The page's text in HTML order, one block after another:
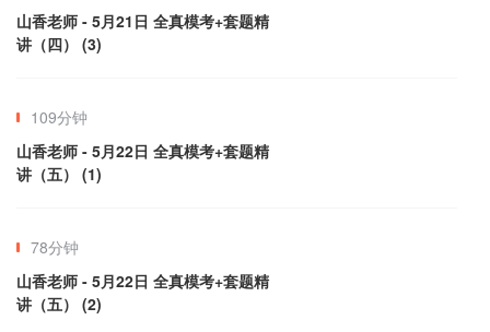
山香老师 - 5月21日 全真模考+套题精
讲（四） (3)
109分钟
山香老师 - 5月22日 全真模考+套题精
讲（五） (1)
78分钟
山香老师 - 5月22日 全真模考+套题精
讲（五） (2)